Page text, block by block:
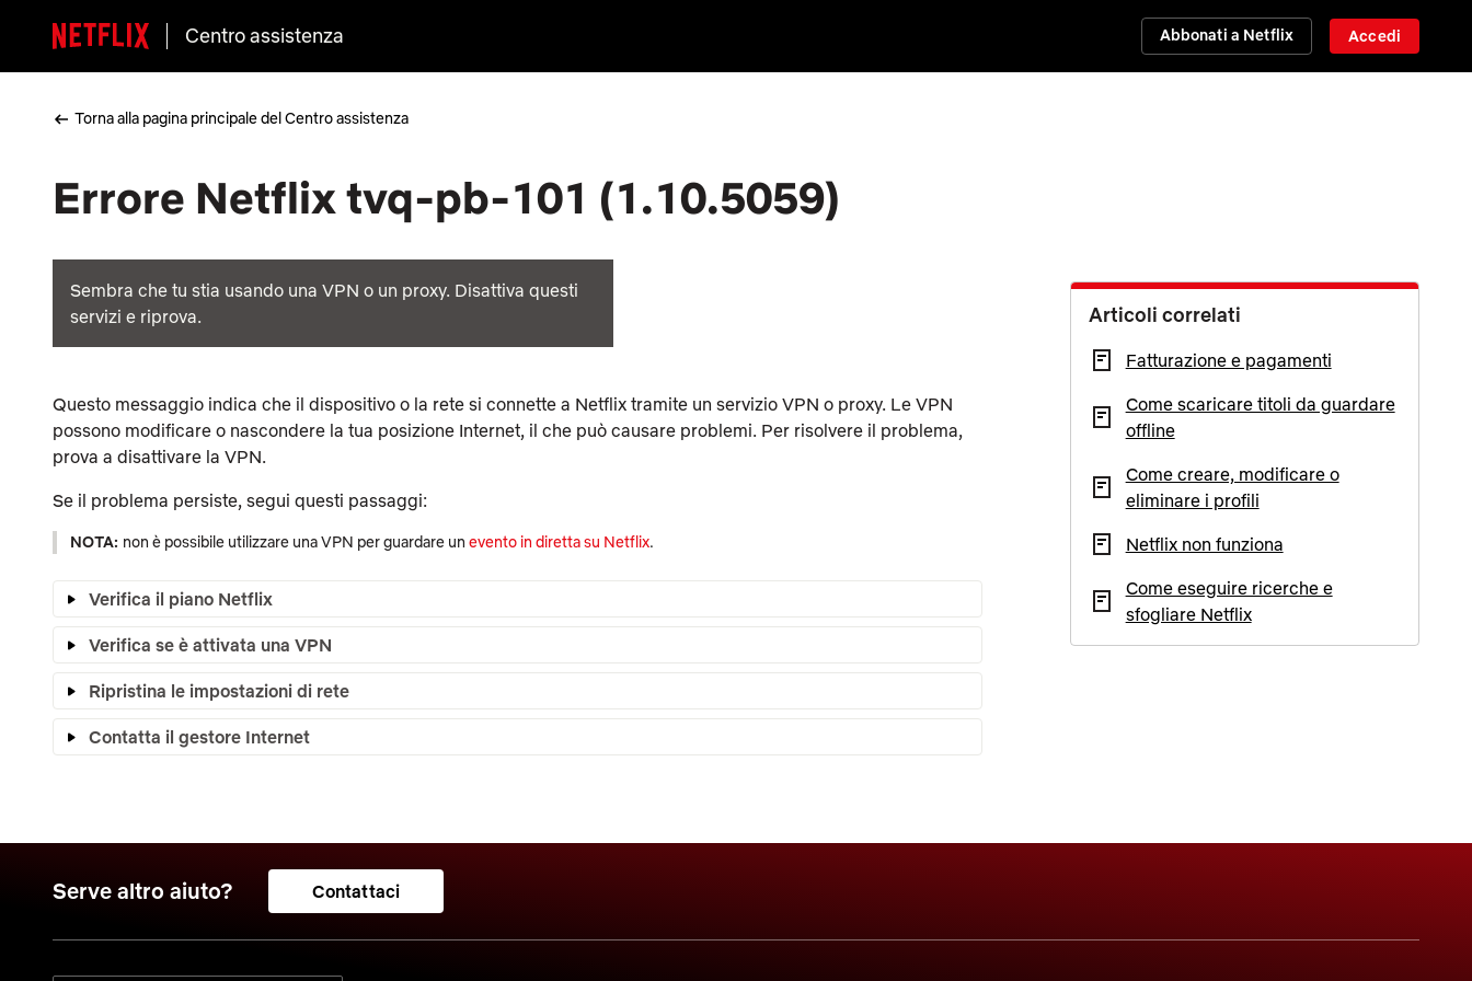
Centro assistenza Abbonati a Netflix Accedi
Torna alla pagina principale del Centro assistenza
Errore Netflix tvq-pb-101 (1.10.5059)
Sembra che tu stia usando una VPN o un proxy. Disattiva questi
servizi e riprova.
Questo messaggio indica che il dispositivo o la rete si connette a Netflix tramite un servizio VPN o proxy. Le VPN
possono modificare o nascondere la tua posizione Internet, il che può causare problemi. Per risolvere il problema,
prova a disattivare la VPN.
Se il problema persiste, segui questi passaggi:
NOTA: non è possibile utilizzare una VPN per guardare un evento in diretta su Netflix.
Verifica il piano Netflix
Verifica se è attivata una VPN
Ripristina le impostazioni di rete
Contatta il gestore Internet
Articoli correlati
Fatturazione e pagamenti
Come scaricare titoli da guardare
offline
Come creare, modificare o
eliminare i profili
Netflix non funziona
Come eseguire ricerche e
sfogliare Netflix
Serve altro aiuto? Contattaci